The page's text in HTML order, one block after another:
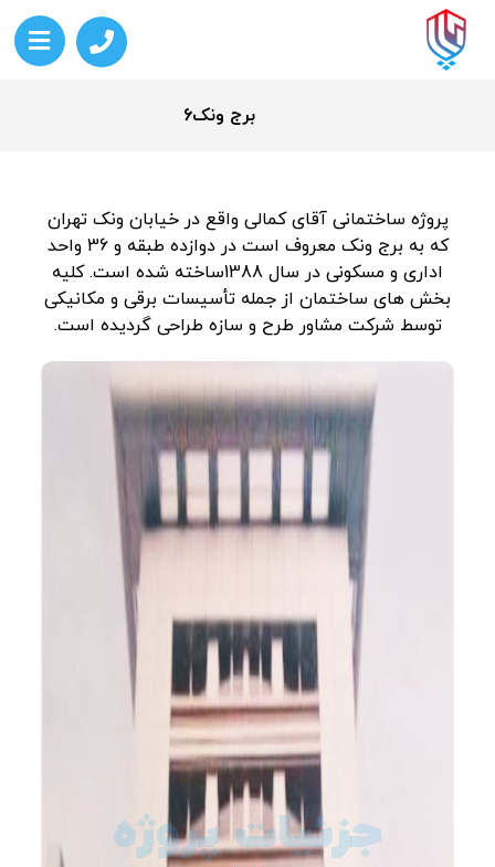
برج ونک6
پروژه ساختمانی آقای کمالی واقع در خیابان ونک تهران
که به برج ونک معروف است در دوازده طبقه و 36 واحد
اداری و مسکونی در سال 1388ساخته شده است. کلیه
بخش­ های ساختمان از جمله تأسیسات برقی و مکانیکی
توسط شرکت مشاور طرح و سازه طراحی گردیده است.
جزئیات پروژه